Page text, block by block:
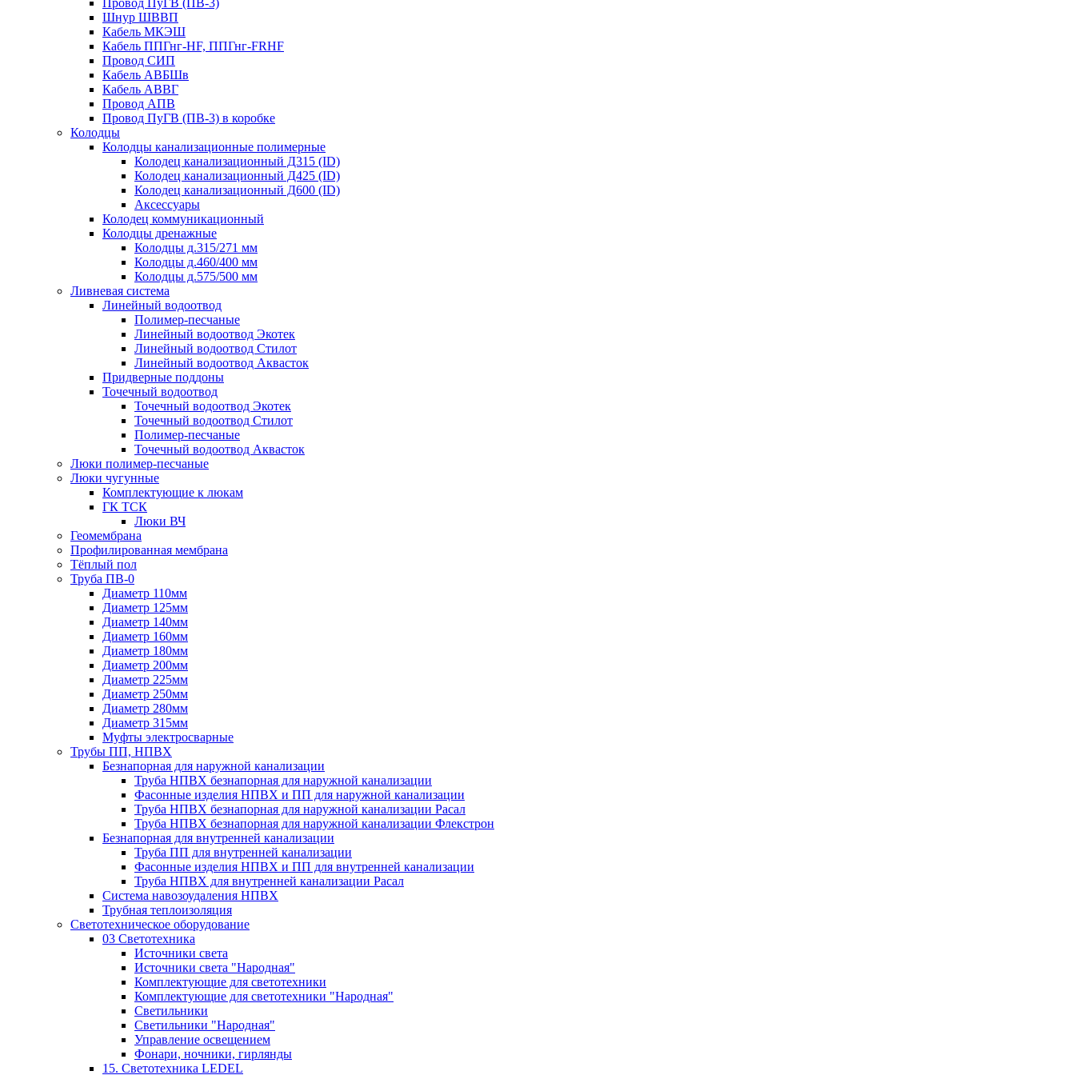
Шнур ШВВП
Кабель МКЭШ
Кабель ППГнг-HF, ППГнг-FRHF
Провод СИП
Кабель АВБШв
Кабель АВВГ
Провод АПВ
Провод ПуГВ (ПВ-3) в коробке
Колодцы
Колодцы канализационные полимерные
Колодец канализационный Д315 (ID)
Колодец канализационный Д425 (ID)
Колодец канализационный Д600 (ID)
Аксессуары
Колодец коммуникационный
Колодцы дренажные
Колодцы д.315/271 мм
Колодцы д.460/400 мм
Колодцы д.575/500 мм
Ливневая система
Линейный водоотвод
Полимер-песчаные
Линейный водоотвод Экотек
Линейный водоотвод Стилот
Линейный водоотвод Аквасток
Придверные поддоны
Точечный водоотвод
Точечный водоотвод Экотек
Точечный водоотвод Стилот
Полимер-песчаные
Точечный водоотвод Аквасток
Люки полимер-песчаные
Люки чугунные
Комплектующие к люкам
ГК ТСК
Люки ВЧ
Геомембрана
Профилированная мембрана
Тёплый пол
Труба ПВ-0
Диаметр 110мм
Диаметр 125мм
Диаметр 140мм
Диаметр 160мм
Диаметр 180мм
Диаметр 200мм
Диаметр 225мм
Диаметр 250мм
Диаметр 280мм
Диаметр 315мм
Муфты электросварные
Трубы ПП, НПВХ
Безнапорная для наружной канализации
Труба НПВХ безнапорная для наружной канализации
Фасонные изделия НПВХ и ПП для наружной канализации
Труба НПВХ безнапорная для наружной канализации Расал
Труба НПВХ безнапорная для наружной канализации Флекстрон
Безнапорная для внутренней канализации
Труба ПП для внутренней канализации
Фасонные изделия НПВХ и ПП для внутренней канализации
Труба НПВХ для внутренней канализации Расал
Система навозоудаления НПВХ
Трубная теплоизоляция
Светотехническое оборудование
03 Светотехника
Источники света
Источники света "Народная"
Комплектующие для светотехники
Комплектующие для светотехники "Народная"
Светильники
Светильники "Народная"
Управление освещением
Фонари, ночники, гирлянды
15. Светотехника LEDEL